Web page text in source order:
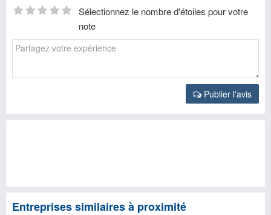
Sélectionnez le nombre d'étoiles pour votre
note
Publier l'avis
Entreprises similaires à proximité